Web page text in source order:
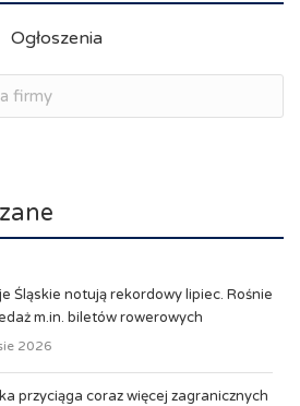
Ogłoszenia
Śląskie notują rekordowy lipiec. Rośnie
m.in. biletów rowerowych
2026
przyciąga coraz więcej zagranicznych